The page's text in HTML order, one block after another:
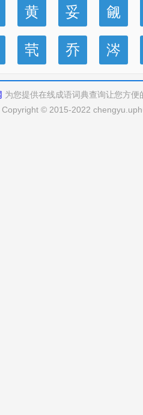
黄 妥 觎
茕 乔 涔
为您提供在线成语词典查询让您方
Copyright © 2015-2022